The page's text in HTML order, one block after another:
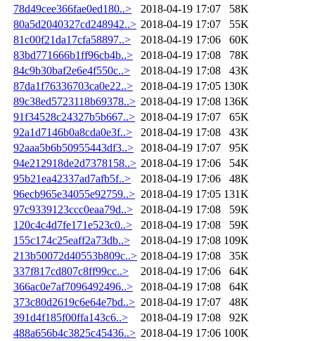
78d49cee366fae0ed180..>
2018-04-19 17:07
58K
80a5d2040327cd248942..> 2018-04-19 17:07
55K
81c00f21da17cfa58897..>
2018-04-19 17:06
60K
83bd771666b1ff96cb4b..>
2018-04-19 17:08
78K
84c9b30baf2e6e4f550c..>
2018-04-19 17:08
43K
87da1f76336703ca0e22..>
2018-04-19 17:05 130K
89c38ed5723118b69378..> 2018-04-19 17:08 136K
91f34528c24327b5b667..> 2018-04-19 17:07
65K
92a1d7146b0a8cda0e3f..>
2018-04-19 17:08
43K
92aaa5b6b50955443df3..>
2018-04-19 17:07
95K
94e212918de2d7378158..> 2018-04-19 17:06
54K
95b21ea42337ad7afb5f..>
2018-04-19 17:06
48K
96ecb965e34055e92759..> 2018-04-19 17:05 131K
97c9339123ccc0eaa79d..>
2018-04-19 17:08
59K
120c4c4d7fe171e523c0..>
2018-04-19 17:08
59K
155c174c25eaff2a73db..>
2018-04-19 17:08 109K
213b50072d40553b809c..> 2018-04-19 17:08
35K
337f817cd807c8ff99cc..>
2018-04-19 17:06
64K
366ac0e7af7096492496..>
2018-04-19 17:08
64K
373c80d2619c6e64e7bd..> 2018-04-19 17:07
48K
391d4f185f00ffa143c6..>
2018-04-19 17:08
92K
488a656b4c3825c45436..> 2018-04-19 17:06 100K